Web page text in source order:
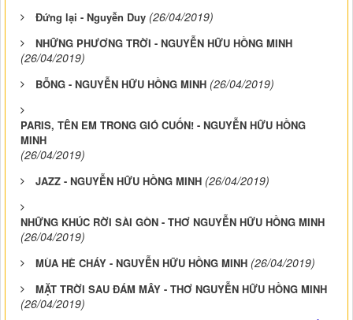
Đứng lại - Nguyễn Duy (26/04/2019)
NHỮNG PHƯƠNG TRỜI - NGUYỄN HỮU HỒNG MINH
(26/04/2019)
BỖNG - NGUYỄN HỮU HỒNG MINH (26/04/2019)
PARIS, TÊN EM TRONG GIÓ CUỐN! - NGUYỄN HỮU HỒNG
MINH
(26/04/2019)
JAZZ - NGUYỄN HỮU HỒNG MINH (26/04/2019)
NHỮNG KHÚC RỜI SÀI GÒN - THƠ NGUYỄN HỮU HỒNG MINH
(26/04/2019)
MÙA HÈ CHÁY - NGUYỄN HỮU HỒNG MINH (26/04/2019)
MẶT TRỜI SAU ĐÁM MÂY - THƠ NGUYỄN HỮU HỒNG MINH
(26/04/2019)